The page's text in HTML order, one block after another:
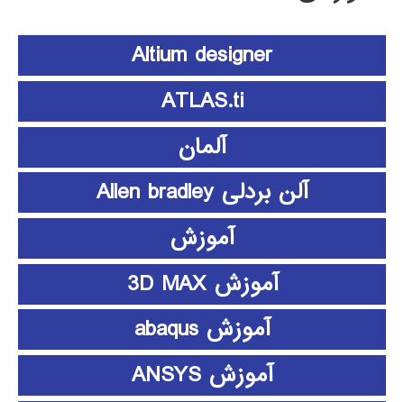
Altium designer
ATLAS.ti
آلمان
آلن بردلی Allen bradley
آموزش
آموزش 3D MAX
آموزش abaqus
آموزش ANSYS